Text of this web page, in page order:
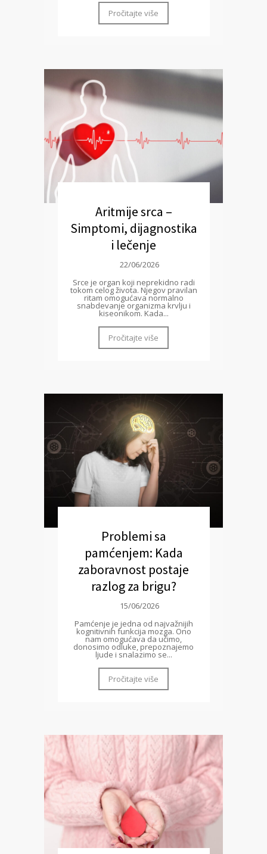
Pročitajte više
Aritmije srca –
Simptomi, dijagnostika
i lečenje
22/06/2026
Srce je organ koji neprekidno radi
tokom celog života. Njegov pravilan
ritam omogućava normalno
snabdevanje organizma krvlju i
kiseonikom. Kada...
Pročitajte više
Problemi sa
pamćenjem: Kada
zaboravnost postaje
razlog za brigu?
15/06/2026
Pamćenje je jedna od najvažnijih
kognitivnih funkcija mozga. Ono
nam omogućava da učimo,
donosimo odluke, prepoznajemo
ljude i snalazimo se...
Pročitajte više